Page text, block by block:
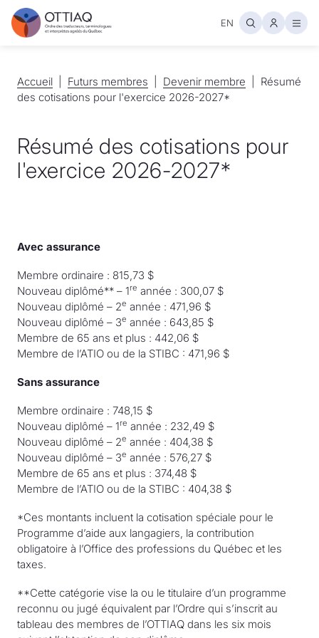
EN
Accueil
Accueil Futurs membres
Futurs membres Devenir membre
Devenir membre
Résumé
des cotisations pour l'exercice 2026-2027*
Résumé des cotisations pour
l'exercice 2026-2027*
Avec assurance
Membre ordinaire : 815,73 $
Nouveau diplômé** – 1re année : 300,07 $
Nouveau diplômé – 2e année : 471,96 $
Nouveau diplômé – 3e année : 643,85 $
Membre de 65 ans et plus : 442,06 $
Membre de l’ATIO ou de la STIBC : 471,96 $
Sans assurance
Membre ordinaire : 748,15 $
Nouveau diplômé – 1re année : 232,49 $
Nouveau diplômé – 2e année : 404,38 $
Nouveau diplômé – 3e année : 576,27 $
Membre de 65 ans et plus : 374,48 $
Membre de l’ATIO ou de la STIBC : 404,38 $
*Ces montants incluent la cotisation spéciale pour le
Programme d’aide aux langagiers, la contribution
obligatoire à l’Office des professions du Québec et les
taxes.
**Cette catégorie vise la ou le titulaire d’un programme
reconnu ou jugé équivalent par l’Ordre qui s’inscrit au
tableau des membres de l’OTTIAQ dans les six mois